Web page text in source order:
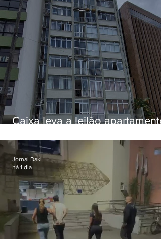
Caixa leva a leilão apartamento
Botafogo
Jornal Daki
há 1 dia